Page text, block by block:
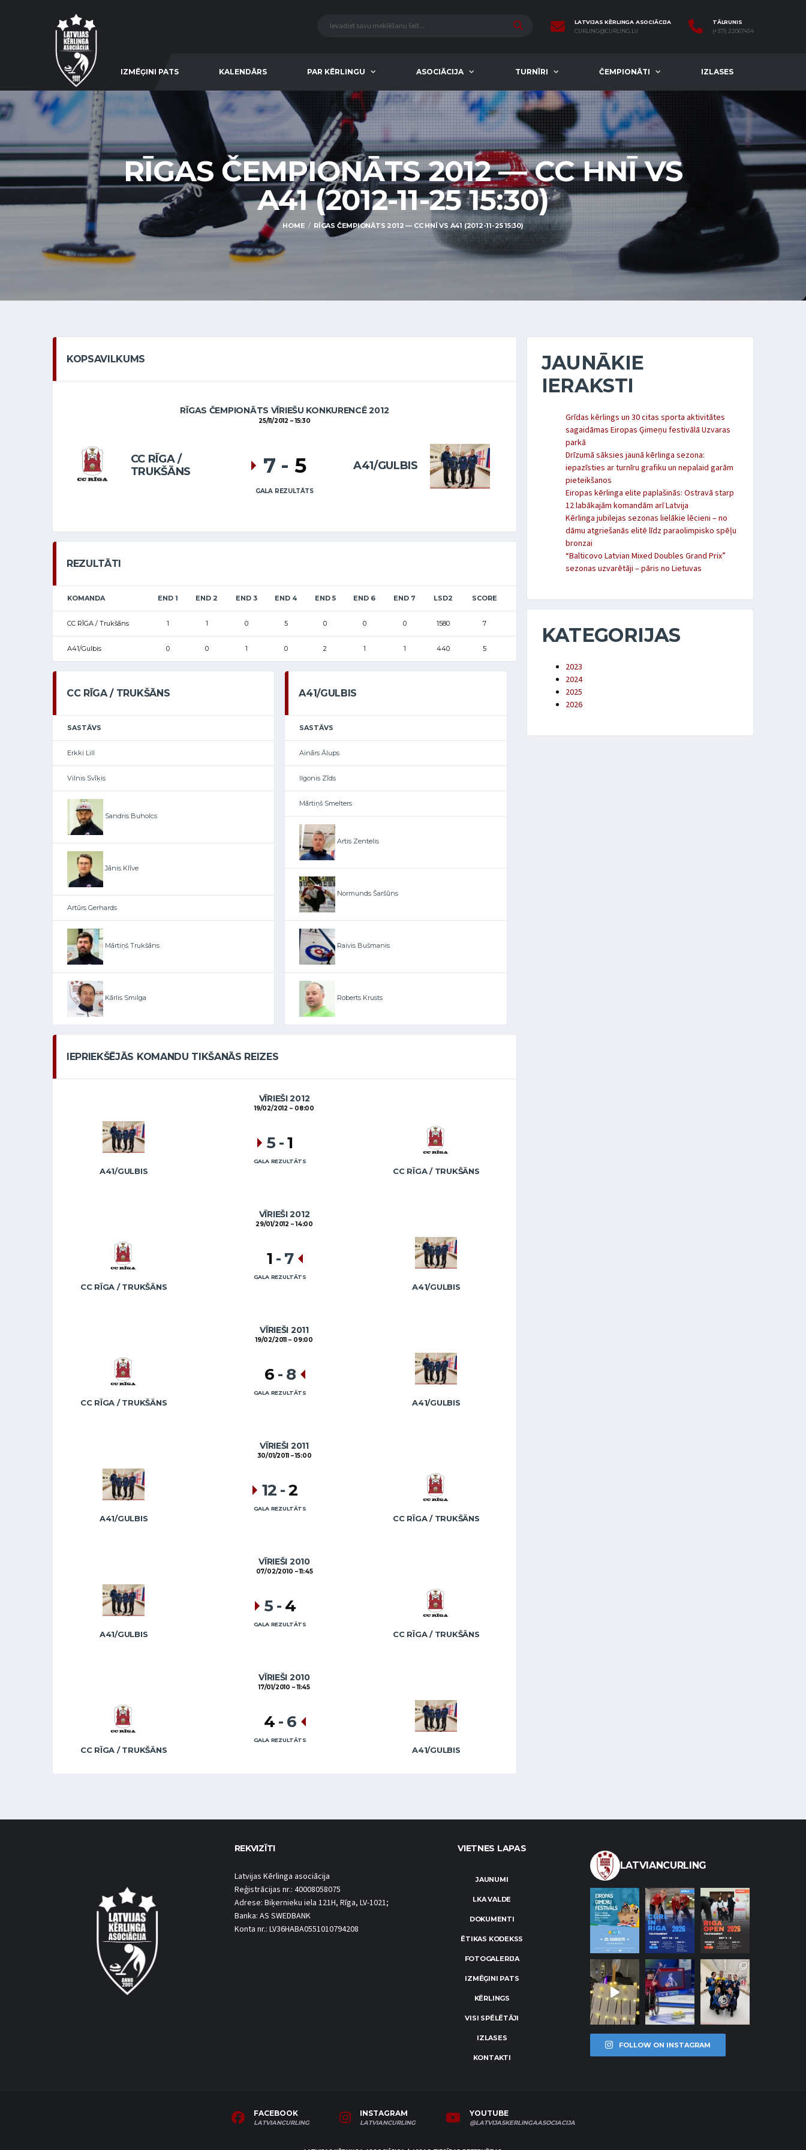
LATVIJAS KĒRLINGA ASOCIĀCIJA
CURLING@CURLING.LV
TĀLRUNIS
(+371) 22067454
IZMĒĢINI PATS KALENDĀRS PAR KĒRLINGU ASOCIĀCIJA TURNĪRI ČEMPIONĀTI IZLASES
RĪGAS ČEMPIONĀTS 2012 — CC HNĪ VS
A41 (2012-11-25 15:30)
HOME RĪGAS ČEMPIONĀTS 2012 — CC HNĪ VS A41 (2012-11-25 15:30)
KOPSAVILKUMS
RĪGAS ČEMPIONĀTS VĪRIEŠU KONKURENCĒ 2012
25/11/2012 15:30
CC RĪGA /
TRUKŠĀNS
A41/GULBIS
7 - 5
GALA REZULTĀTS
REZULTĀTI
KOMANDA END 1 END 2 END 3 END 4 END 5 END 6 END 7 LSD2 SCORE
CC RĪGA / Trukšāns 1 1 0 5 0 0 0 1580 7
A41/Gulbis 0 0 1 0 2 1 1 440 5
CC RĪGA / TRUKŠĀNS
SASTĀVS
Erkki Lill
Vilnis Svīķis
Sandris Buholcs
Jānis Klīve
Artūrs Gerhards
Mārtiņš Trukšāns
Kārlis Smilga
A41/GULBIS
SASTĀVS
Ainārs Ālups
Ilgonis Zīds
Mārtiņš Smelters
Artis Zentelis
Normunds Šaršūns
Raivis Bušmanis
Roberts Krusts
IEPRIEKŠĒJĀS KOMANDU TIKŠANĀS REIZES
VĪRIEŠI 2012
19/02/2012 08:00
A41/GULBIS CC RĪGA / TRUKŠĀNS
5 -1
GALA REZULTĀTS
VĪRIEŠI 2012
29/01/2012 14:00
CC RĪGA / TRUKŠĀNS A41/GULBIS
1 - 7
GALA REZULTĀTS
VĪRIEŠI 2011
19/02/2011 09:00
CC RĪGA / TRUKŠĀNS A41/GULBIS
6 - 8
GALA REZULTĀTS
VĪRIEŠI 2011
30/01/2011 15:00
A41/GULBIS CC RĪGA / TRUKŠĀNS
12 -2
GALA REZULTĀTS
VĪRIEŠI 2010
07/02/2010 11:45
A41/GULBIS CC RĪGA / TRUKŠĀNS
5 - 4
GALA REZULTĀTS
VĪRIEŠI 2010
17/01/2010 11:45
CC RĪGA / TRUKŠĀNS A41/GULBIS
4 - 6
GALA REZULTĀTS
JAUNĀKIE
IERAKSTI
Grīdas kērlings un 30 citas sporta aktivitātes
sagaidāmas Eiropas Ģimeņu festivālā Uzvaras
parkā
Drīzumā sāksies jaunā kērlinga sezona:
iepazīsties ar turnīru grafiku un nepalaid garām
pieteikšanos
Eiropas kērlinga elite paplašinās: Ostravā starp
12 labākajām komandām arī Latvija
Kērlinga jubilejas sezonas lielākie lēcieni – no
dāmu atgriešanās elitē līdz paraolimpisko spēļu
bronzai
“Balticovo Latvian Mixed Doubles Grand Prix”
sezonas uzvarētāji – pāris no Lietuvas
KATEGORIJAS
2023
2024
2025
2026
REKVIZĪTI
Latvijas Kērlinga asociācija
Reģistrācijas nr.: 40008058075
Adrese: Biķernieku iela 121H, Rīga, LV-1021;
Banka: AS SWEDBANK
Konta nr.: LV36HABA0551010794208
VIETNES LAPAS
JAUNUMI
LKA VALDE
DOKUMENTI
ĒTIKAS KODEKSS
FOTOGALERIJA
IZMĒĢINI PATS
KĒRLINGS
VISI SPĒLĒTĀJI
IZLASES
KONTAKTI
LATVIANCURLING
FOLLOW ON INSTAGRAM
FACEBOOK
LATVIANCURLING
INSTAGRAM
LATVIANCURLING
YOUTUBE
@LATVIJASKERLINGAASOCIACIJA